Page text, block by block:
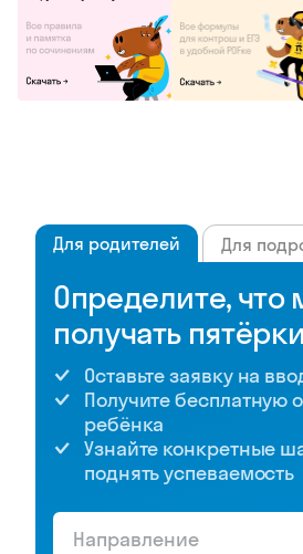
Для родителей Для
Определите, что
получать пятёрки
Оставьте заявку на
Получите бесплатную
ребёнка
Узнайте конкретные
поднять успеваемость
Направление